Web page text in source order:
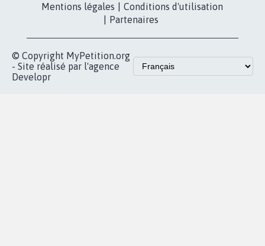
Mentions légales
Conditions d'utilisation
Partenaires
© Copyright MyPetition.org
- Site réalisé par l'agence
Developr